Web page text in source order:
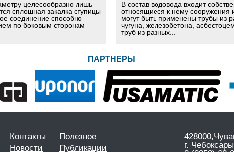
целесообразно лишь
сплошная закалка ступицы
соединение способно
по боковым сторонам
В состав водовода входит
относящиеся к нему сооружения
могут быть применены трубы из
чугуна, железобетона,
труб из разных...
ПАРТНЕРЫ
Контакты
Новости
Полезное
Публикации
г.